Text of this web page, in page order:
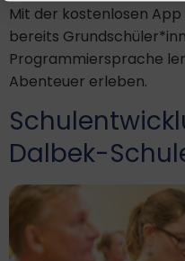
Mit der kostenlosen
bereits
Programmiersprache
Abenteuer erleben.
Dalbek-